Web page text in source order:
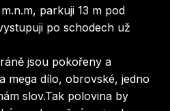
parkuji 13 m pod
po schodech už
jsou pokořeny a
mega dílo, obrovské, jedno
slov.Tak polovina by